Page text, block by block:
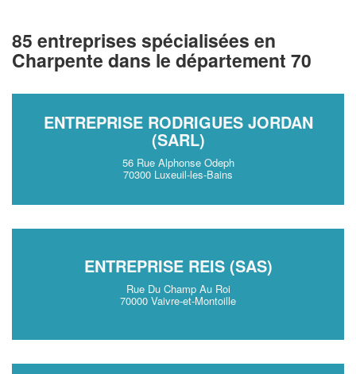
85 entreprises spécialisées en
Charpente dans le département 70
ENTREPRISE RODRIGUES JORDAN
(SARL)
56 Rue Alphonse Odeph
70300 Luxeuil-les-Bains
ENTREPRISE REIS (SAS)
Rue Du Champ Au Roi
70000 Vaivre-et-Montoille